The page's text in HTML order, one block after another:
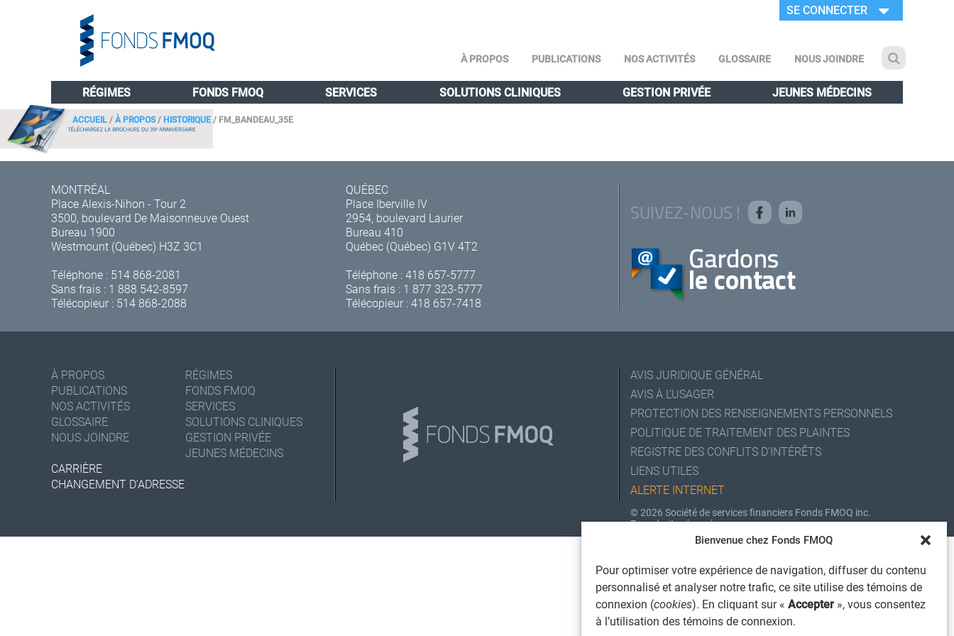
Bienvenue chez Fonds FMOQ
Pour optimiser votre expérience de navigation, diffuser du contenu
personnalisé et analyser notre trafic, ce site utilise des témoins de
connexion (cookies). En cliquant sur « Accepter », vous consentez
à l’utilisation des témoins de connexion.
SE CONNECTER
À PROPOS PUBLICATIONS NOS ACTIVITÉS GLOSSAIRE NOUS JOINDRE
RÉGIMES FONDS FMOQ SERVICES SOLUTIONS CLINIQUES GESTION PRIVÉE JEUNES MÉDECINS
ACCUEIL /À PROPOS/ HISTORIQUE/ FM_BANDEAU_35E
MONTRÉAL
Place Alexis-Nihon - Tour 2
3500, boulevard De Maisonneuve Ouest
Bureau 1900
Westmount (Québec) H3Z 3C1
Téléphone : 514 868-2081
Sans frais : 1 888 542-8597
Télécopieur : 514 868-2088
QUÉBEC
Place Iberville IV
2954, boulevard Laurier
Bureau 410
Québec (Québec) G1V 4T2
Téléphone :418 657-5777
Sans frais : 1 877 323-5777
Télécopieur : 418 657-7418
SUIVEZ-NOUS !
À PROPOS
PUBLICATIONS
NOS ACTIVITÉS
GLOSSAIRE
NOUS JOINDRE
RÉGIMES
FONDS FMOQ
SERVICES
SOLUTIONS CLINIQUES
GESTION PRIVÉE
JEUNES MÉDECINS
CARRIÈRE
CHANGEMENT D'ADRESSE
AVIS JURIDIQUE GÉNÉRAL
AVIS À L'USAGER
PROTECTION DES RENSEIGNEMENTS PERSONNELS
POLITIQUE DE TRAITEMENT DES PLAINTES
REGISTRE DES CONFLITS D'INTÉRÊTS
LIENS UTILES
ALERTE INTERNET
© 2026 Société de services financiers Fonds FMOQ inc.
Tous droits réservés.